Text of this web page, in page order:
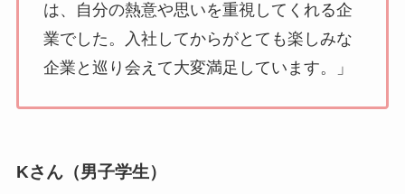
は、自分の熱意や思いを重視してくれる企
業でした。入社してからがとても楽しみな
企業と巡り会えて大変満足しています。」
Kさん（男子学生）